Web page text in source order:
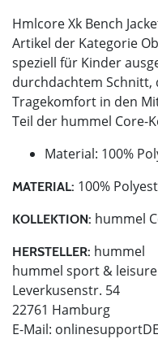
Hmlcore Xk Bench
Artikel der Kategorie
speziell für Kinder
durchdachtem Schnitt,
Tragekomfort in den
Teil der hummel Core-
Material: 100%
MATERIAL: 100%
KOLLEKTION: hummel
HERSTELLER: hummel
hummel sport & leisure
Leverkusenstr. 54
22761 Hamburg
E-Mail: